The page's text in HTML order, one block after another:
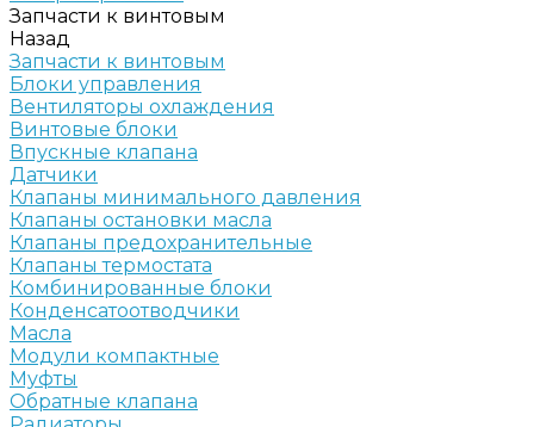
Запчасти к винтовым
Назад
Запчасти к винтовым
Блоки управления
Вентиляторы охлаждения
Винтовые блоки
Впускные клапана
Датчики
Клапаны минимального давления
Клапаны остановки масла
Клапаны предохранительные
Клапаны термостата
Комбинированные блоки
Конденсатоотводчики
Масла
Модули компактные
Муфты
Обратные клапана